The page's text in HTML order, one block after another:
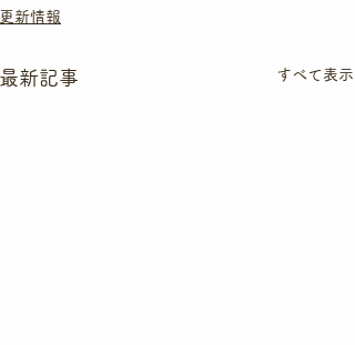
更新情報
最新記事 すべて表示